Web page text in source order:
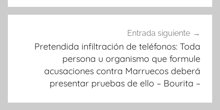
Entrada siguiente
Pretendida infiltración de teléfonos: Toda
persona u organismo que formule
acusaciones contra Marruecos deberá
presentar pruebas de ello – Bourita –